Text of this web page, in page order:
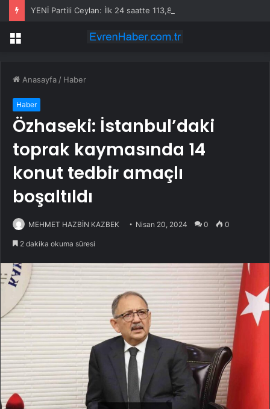
Menü
Anasayfa / Haber
Haber
Özhaseki: İstanbul’daki
toprak kaymasında 14
konut tedbir amaçlı
boşaltıldı
MEHMET HAZBİN KAZBEK Nisan 20, 2024 0 0
2 dakika okuma süresi